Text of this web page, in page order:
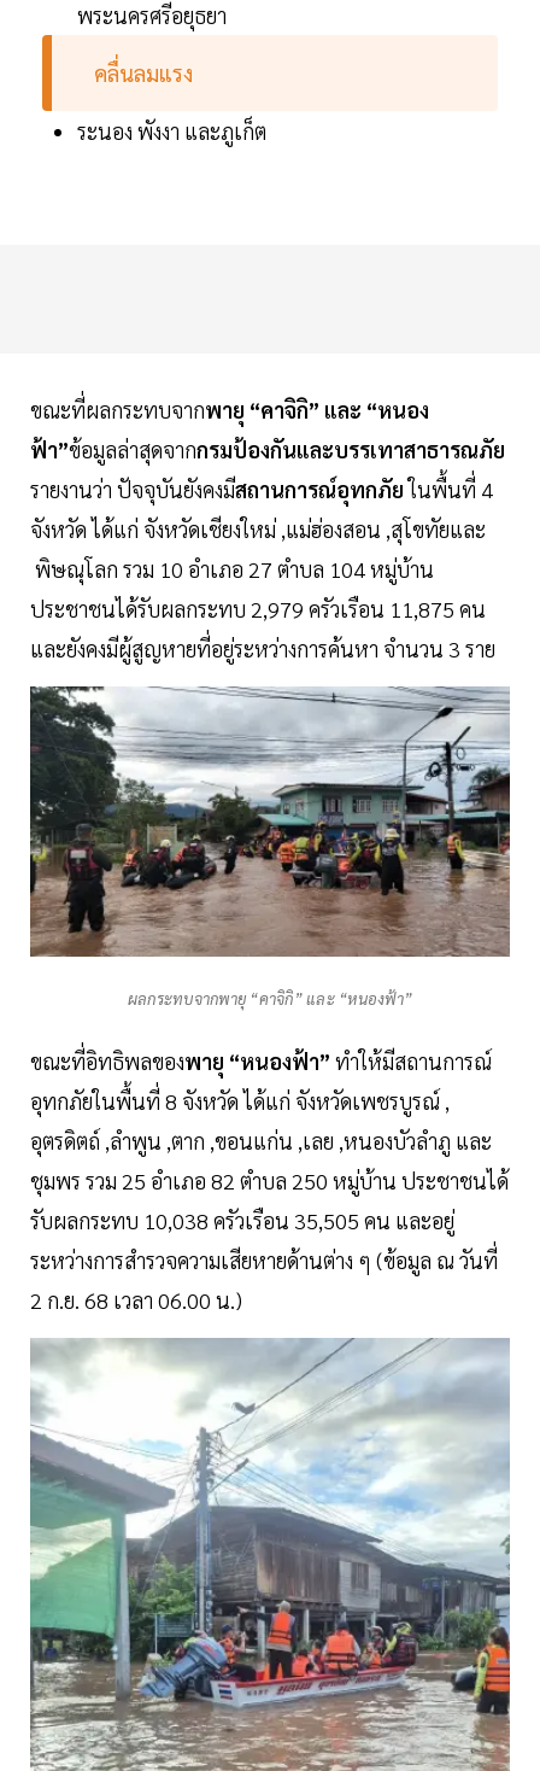
พระนครศรีอยุธยา
คลื่นลมแรง
ระนอง พังงา และภูเก็ต
ขณะที่ผลกระทบจากพายุ “คาจิกิ” และ “หนอง
ฟ้า”ข้อมูลล่าสุดจากกรมป้องกันและบรรเทาสาธารณภัย
รายงานว่า ปัจจุบันยังคงมีสถานการณ์อุทกภัยในพื้นที่ 4
จังหวัด ได้แก่ จังหวัดเชียงใหม่ ,แม่ฮ่องสอน ,สุโขทัยและ
พิษณุโลก รวม 10 อำเภอ 27 ตำบล 104 หมู่บ้าน
ประชาชนได้รับผลกระทบ 2,979 ครัวเรือน 11,875 คน
และยังคงมีผู้สูญหายที่อยู่ระหว่างการค้นหา จำนวน 3 ราย
ผลกระทบจากพายุ “คาจิกิ” และ “หนองฟ้า”
ขณะที่อิทธิพลของพายุ “หนองฟ้า” ทำให้มีสถานการณ์
อุทกภัยในพื้นที่ 8 จังหวัด ได้แก่ จังหวัดเพชรบูรณ์ ,
อุตรดิตถ์ ,ลำพูน ,ตาก ,ขอนแก่น ,เลย ,หนองบัวลำภู และ
ชุมพร รวม 25 อำเภอ 82 ตำบล 250 หมู่บ้าน ประชาชนได้
รับผลกระทบ 10,038 ครัวเรือน 35,505 คน และอยู่
ระหว่างการสำรวจความเสียหายด้านต่าง ๆ (ข้อมูล ณ วันที่
2 ก.ย. 68 เวลา 06.00 น.)